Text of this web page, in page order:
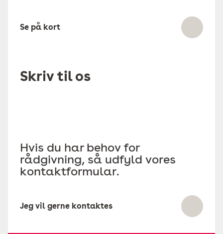
Se på kort
Skriv til os
Hvis du har behov for
rådgivning, så udfyld vores
kontaktformular.
Jeg vil gerne kontaktes